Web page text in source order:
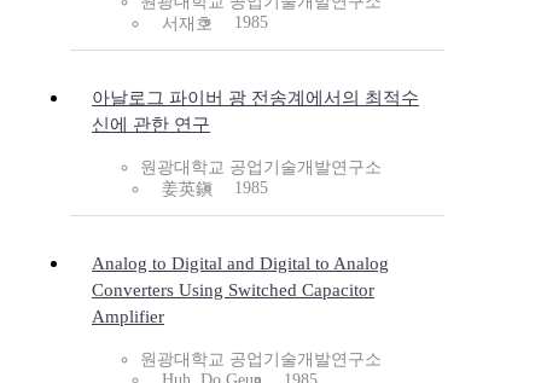
서재호
1985
아날로그 파이버 광 전송계에서의 최적수
신에 관한 연구
원광대학교 공업기술개발연구소
姜英鎭
1985
Analog to Digital and Digital to Analog
Converters Using Switched Capacitor
Amplifier
원광대학교 공업기술개발연구소